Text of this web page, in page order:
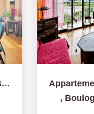
Appartement Boulogne Billancourt 4 pièce(s) 88m2
,